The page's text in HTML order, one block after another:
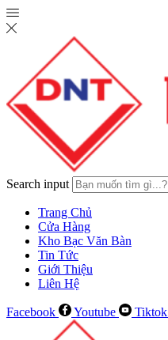
Search input
Trang Chủ
Cửa Hàng
Kho Bạc Văn Bàn
Tin Tức
Giới Thiệu
Liên Hệ
Facebook Youtube Tiktok